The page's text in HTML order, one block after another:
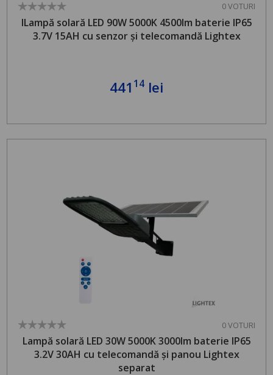
0 VOTURI
lLampă solară LED 90W 5000K 4500lm baterie IP65
3.7V 15AH cu senzor și telecomandă Lightex
441 14 lei
0 VOTURI
Lampă solară LED 30W 5000K 3000lm baterie IP65
3.2V 30AH cu telecomandă și panou Lightex
separat